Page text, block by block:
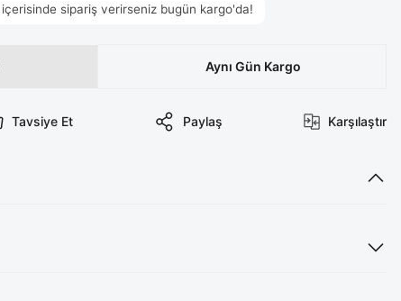
Aynı Gün Kargo
Tavsiye Et Paylaş Karşılaştır